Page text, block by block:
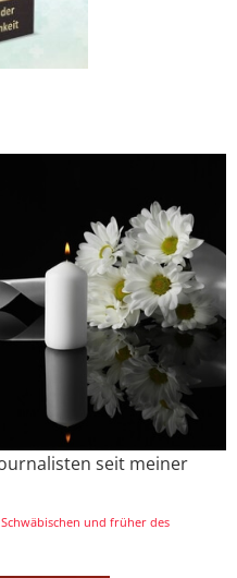
seit meiner
und früher des